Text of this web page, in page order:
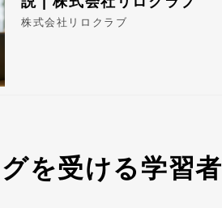
株式会社リロクラブ
を受ける学習